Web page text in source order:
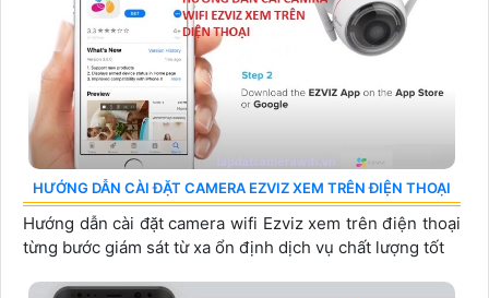
HƯỚNG DẪN CÀI ĐẶT CAMERA EZVIZ XEM TRÊN ĐIỆN THOẠI
Hướng dẫn cài đặt camera wifi Ezviz xem trên điện thoại
từng bước giám sát từ xa ổn định dịch vụ chất lượng tốt